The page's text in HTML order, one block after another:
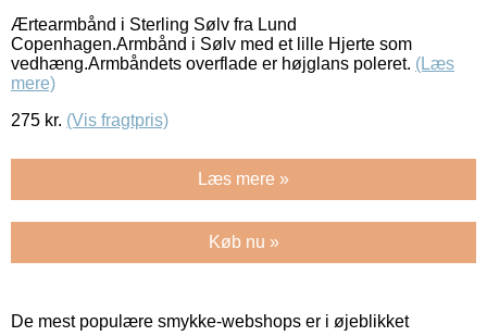
Ærtearmbånd i Sterling Sølv fra Lund
Copenhagen.Armbånd i Sølv med et lille Hjerte som
vedhæng.Armbåndets overflade er højglans poleret. (Læs
mere)
275 kr. (Vis fragtpris)
Læs mere »
Køb nu »
De mest populære smykke-webshops er i øjeblikket